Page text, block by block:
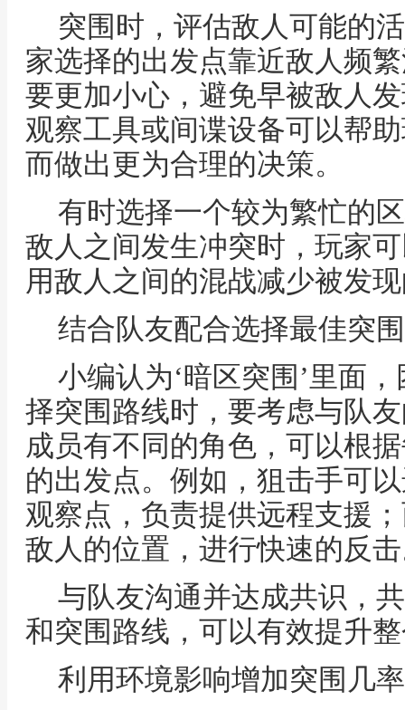
突围时，评估敌人可能的
家选择的出发点靠近敌人频
要更加小心，避免早被敌人
观察工具或间谍设备可以帮
而做出更为合理的决策。
有时选择一个较为繁忙的
敌人之间发生冲突时，玩家
用敌人之间的混战减少被发
结合队友配合选择最佳突
小编认为‘暗区突围’里面
择突围路线时，要考虑与队
成员有不同的角色，可以根
的出发点。例如，狙击手可
观察点，负责提供远程支援
敌人的位置，进行快速的反
与队友沟通并达成共识，
和突围路线，可以有效提升
利用环境影响增加突围几率